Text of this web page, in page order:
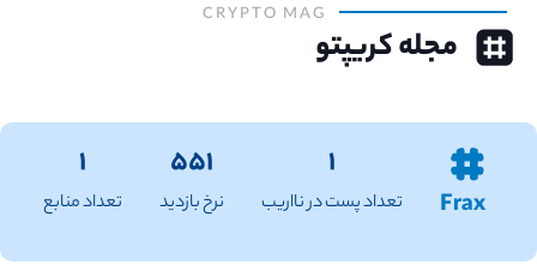
CRYPTO MAG
مجله کریپتو
Frax
۱
تعداد پست در نااریب
۵۵۱
نرخ بازدید
۱
تعداد منابع